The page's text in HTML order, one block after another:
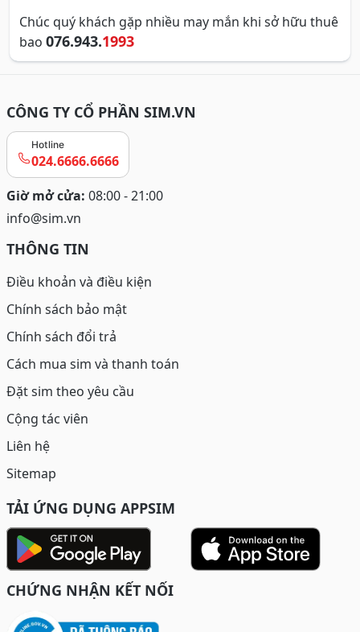
Chúc quý khách gặp nhiều may mắn khi sở hữu thuê
bao 076.943.1993
CÔNG TY CỔ PHẦN SIM.VN
Hotline
024.6666.6666
Giờ mở cửa: 08:00 - 21:00
info@sim.vn
THÔNG TIN
Điều khoản và điều kiện
Chính sách bảo mật
Chính sách đổi trả
Cách mua sim và thanh toán
Đặt sim theo yêu cầu
Cộng tác viên
Liên hệ
Sitemap
TẢI ỨNG DỤNG APPSIM
CHỨNG NHẬN KẾT NỐI